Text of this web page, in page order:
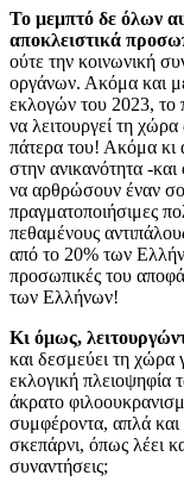
Το μεμπτό δε όλων
αποκλειστικά
ούτε την κοινωνική
οργάνων. Ακόμα και
εκλογών του 2023, το
να λειτουργεί τη
πάτερα του! Ακόμα κι
στην ανικανότητα -
να αρθρώσουν έναν
πραγματοποιήσιμες
πεθαμένους
από το 20% των
προσωπικές του
των Ελλήνων!
Κι όμως,
και δεσμεύει τη χώρα
εκλογική πλειοψηφία
άκρατο
συμφέροντα, απλά και
σκεπάρνι, όπως λέει
συναντήσεις;